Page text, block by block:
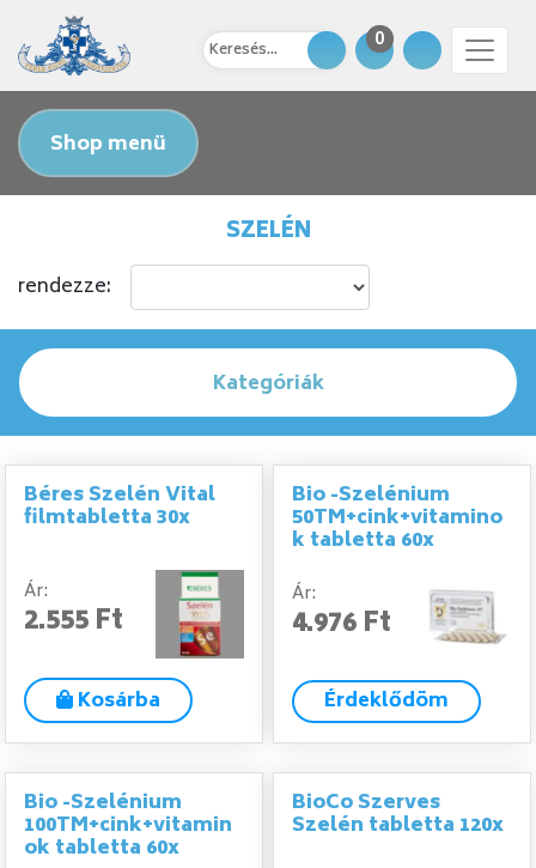
0
Shop menü
SZELÉN
rendezze:
Kategóriák
Béres Szelén Vital
filmtabletta 30x
Ár:
2.555 Ft
Kosárba
Bio -Szelénium
50TM+cink+vitamino
k tabletta 60x
Ár:
4.976 Ft
Érdeklődöm
Bio -Szelénium
100TM+cink+vitamin
ok tabletta 60x
BioCo Szerves
Szelén tabletta 120x